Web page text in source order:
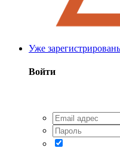
Уже
Войти